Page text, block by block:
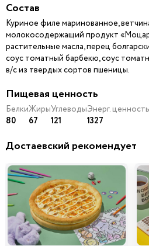
Шампиньоны
29 i 40 гр
Сыр Брынза
89i
Колбаски Охотничьи
Лук
Маслины черные б/к
39 i 20 гр
Ананасы
39i
Состав
Куриное филе маринованное,
молокосодержащий продукт
растительные масла, перец
соус томатный барбекю, соус
в/с из твердых сортов пшеницы.
Пищевая ценность
Белки
80
Жиры
67
Углеводы
121
Энерг. ценность
1327
Достаевский рекомендует